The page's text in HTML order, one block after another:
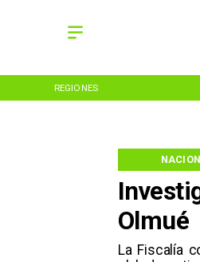
REGIONES
Olmué
La Fiscalía